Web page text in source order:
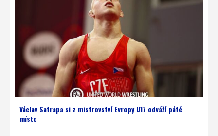
Václav Satrapa si z mistrovství Evropy U17 odváží páté
místo